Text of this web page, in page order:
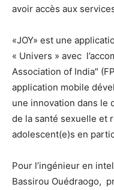
avoir accès aux
«JOY» est une
« Univers » avec
Association of India″
application mobile
une innovation dans le
de la santé sexuelle et
adolescent(e)s en
Pour l’ingénieur en
Bassirou Ouédraogo,